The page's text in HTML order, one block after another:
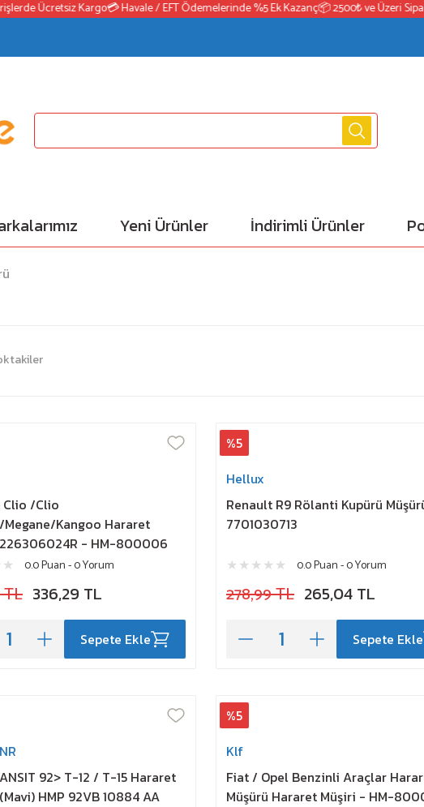
Ücretsiz Kargo💳 Havale / EFT Ödemelerinde %5 Ek Kazanç📦 2500₺ ve Üzeri
Yeni Ürünler İndirimli Ürünler
Clio /Clio
Kangoo Hararet
- HM-800006
0.0 Puan - 0 Yorum
336,29 TL
Sepete Ekle
%5
Hellux
Renault R9 Rölanti Kupürü
7701030713
0.0 Puan - 0 Yorum
278,99 TL 265,04 TL
Sepete Ekle
92> T-12 / T-15 Hararet
HMP 92VB 10884 AA
%5
Klf
Fiat / Opel Benzinli Araçlar
Müşürü Hararet Müşiri - HM-